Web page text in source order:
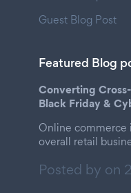
Guest Blog Post
Featured Blog
Converting
Black Friday &
Online commerce
overall retail
Posted by on